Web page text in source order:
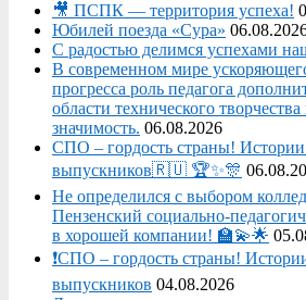
🎥 ПСПК — территория успеха!
Юбилей поезда «Сура»
С радостью делимся успехами
В современном мире
прогресса роль педагога
области технического
значимость. 06.08.2026
СПО – гордость страны!
выпускников🇷🇺 🏆✨🎊
Не определился с выбором
Пензенский социально-
в хорошей компании! 🏫💫🌟
❗СПО – гордость страны!
выпускников 04.08.2026